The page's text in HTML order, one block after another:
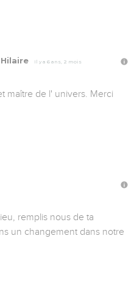
Il y a 6 ans, 2 mois
maître de l' univers. Merci
remplis nous de ta
un changement dans notre